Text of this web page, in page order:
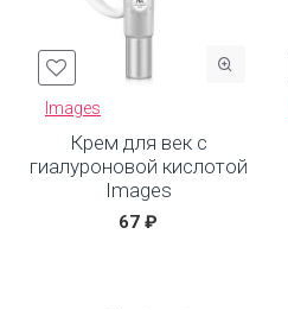
Images
Крем для век с
гиалуроновой кислотой
Images
67 ₽